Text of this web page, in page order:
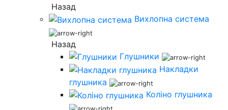
Назад
Вихлопна система
Назад
Глушники
Накладки
глушника
Коліно глушника